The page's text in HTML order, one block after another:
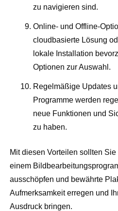
zu navigieren sind.
Online- und Offline-
cloudbasierte Lösung
lokale Installation
Optionen zur Auswahl.
Regelmäßige Updates
Programme werden
neue Funktionen und
zu haben.
Mit diesen Vorteilen sollten
einem
ausschöpfen und bewährte
Aufmerksamkeit erregen und
Ausdruck bringen.